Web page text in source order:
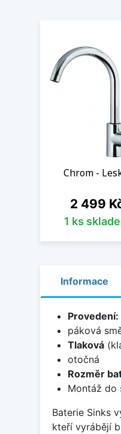
Chrom -
Cena
2 499
1 ks
Informace
Provedení:
páková
Tlaková
otočná
Rozměr
Montáž do
Baterie Sinks
kteří vyrábějí